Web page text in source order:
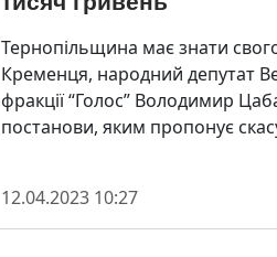
Тернопільщина має знати
Кременця, народний депутат
фракції “Голос” Володимир
постанови, яким пропонує
12.04.2023 10:27